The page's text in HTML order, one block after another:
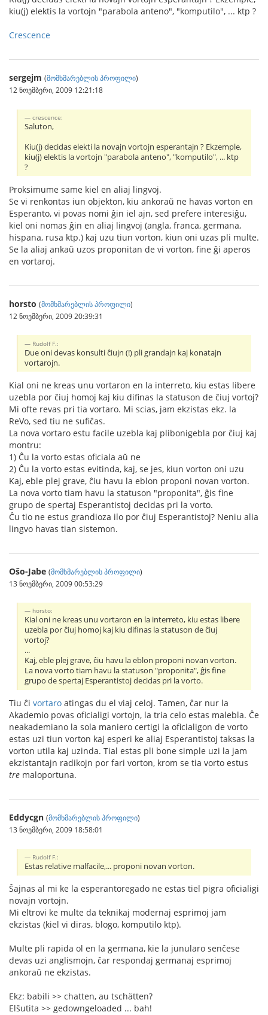
kiu(j) elektis la vortojn "parabola anteno", "komputilo", ... ktp ?
Crescence
sergejm (მომხმარებლის პროფილი)
12 ნოემბერი, 2009 12:21:18
crescence:
Saluton,
Kiu(j) decidas elekti la novajn vortojn esperantajn ? Ekzemple,
kiu(j) elektis la vortojn "parabola anteno", "komputilo", ... ktp
?
Proksimume same kiel en aliaj lingvoj.
Se vi renkontas iun objekton, kiu ankoraŭ ne havas vorton en
Esperanto, vi povas nomi ĝin iel ajn, sed prefere interesiĝu,
kiel oni nomas ĝin en aliaj lingvoj (angla, franca, germana,
hispana, rusa ktp.) kaj uzu tiun vorton, kiun oni uzas pli multe.
Se la aliaj ankaŭ uzos proponitan de vi vorton, fine ĝi aperos
en vortaroj.
horsto (მომხმარებლის პროფილი)
12 ნოემბერი, 2009 20:39:31
Rudolf F.:
Due oni devas konsulti ĉiujn (!) pli grandajn kaj konatajn
vortarojn.
Kial oni ne kreas unu vortaron en la interreto, kiu estas libere
uzebla por ĉiuj homoj kaj kiu difinas la statuson de ĉiuj vortoj?
Mi ofte revas pri tia vortaro. Mi scias, jam ekzistas ekz. la
ReVo, sed tiu ne sufiĉas.
La nova vortaro estu facile uzebla kaj plibonigebla por ĉiuj kaj
montru:
1) Ĉu la vorto estas oficiala aŭ ne
2) Ĉu la vorto estas evitinda, kaj, se jes, kiun vorton oni uzu
Kaj, eble plej grave, ĉiu havu la eblon proponi novan vorton.
La nova vorto tiam havu la statuson "proponita", ĝis fine
grupo de spertaj Esperantistoj decidas pri la vorto.
Ĉu tio ne estus grandioza ilo por ĉiuj Esperantistoj? Neniu alia
lingvo havas tian sistemon.
Oŝo-Jabe (მომხმარებლის პროფილი)
13 ნოემბერი, 2009 00:53:29
horsto:
Kial oni ne kreas unu vortaron en la interreto, kiu estas libere
uzebla por ĉiuj homoj kaj kiu difinas la statuson de ĉiuj
vortoj?
...
Kaj, eble plej grave, ĉiu havu la eblon proponi novan vorton.
La nova vorto tiam havu la statuson "proponita", ĝis fine
grupo de spertaj Esperantistoj decidas pri la vorto.
Tiu ĉi vortaro atingas du el viaj celoj. Tamen, ĉar nur la
Akademio povas oficialigi vortojn, la tria celo estas malebla. Ĉe
neakademiano la sola maniero certigi la oficialigon de vorto
estas uzi tiun vorton kaj esperi ke aliaj Esperantistoj taksas la
vorton utila kaj uzinda. Tial estas pli bone simple uzi la jam
ekzistantajn radikojn por fari vorton, krom se tia vorto estus
tre maloportuna.
Eddycgn (მომხმარებლის პროფილი)
13 ნოემბერი, 2009 18:58:01
Rudolf F.:
Estas relative malfacile,... proponi novan vorton.
Ŝajnas al mi ke la esperantoregado ne estas tiel pigra oficialigi
novajn vortojn.
Mi eltrovi ke multe da teknikaj modernaj esprimoj jam
ekzistas (kiel vi diras, blogo, komputilo ktp).
Multe pli rapida ol en la germana, kie la junularo senĉese
devas uzi anglismojn, ĉar respondaj germanaj esprimoj
ankoraŭ ne ekzistas.
Ekz: babili >> chatten, au tschätten?
Elŝutita >> gedowngeloaded ... bah!